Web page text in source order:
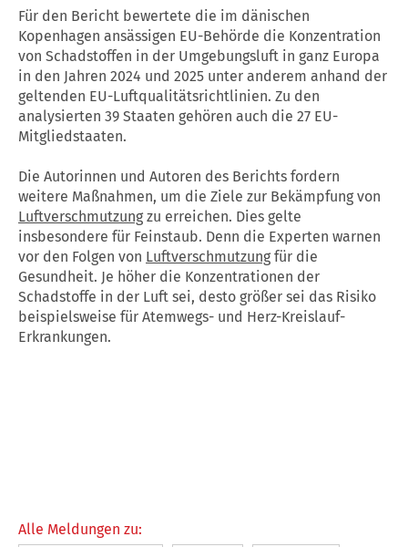
Für den Bericht bewertete die im dänischen
Kopenhagen ansässigen EU-Behörde die Konzentration
von Schadstoffen in der Umgebungsluft in ganz Europa
in den Jahren 2024 und 2025 unter anderem anhand der
geltenden EU-Luftqualitätsrichtlinien. Zu den
analysierten 39 Staaten gehören auch die 27 EU-
Mitgliedstaaten.
Die Autorinnen und Autoren des Berichts fordern
weitere Maßnahmen, um die Ziele zur Bekämpfung von
Luftverschmutzungzu erreichen. Dies gelte
insbesondere für Feinstaub. Denn die Experten warnen
vor den Folgen von Luftverschmutzungfür die
Gesundheit. Je höher die Konzentrationen der
Schadstoffe in der Luft sei, desto größer sei das Risiko
beispielsweise für Atemwegs- und Herz-Kreislauf-
Erkrankungen.
Alle Meldungen zu: